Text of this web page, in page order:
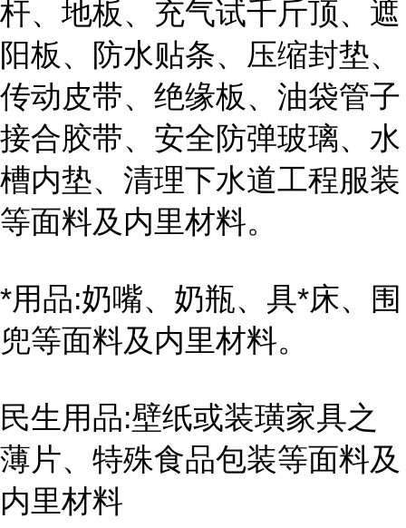
杆、地板、充气试千斤顶、遮
阳板、防水贴条、压缩封垫、
传动皮带、绝缘板、油袋管子
接合胶带、安全防弹玻璃、水
槽内垫、清理下水道工程服装
等面料及内里材料。
*用品:奶嘴、奶瓶、具*床、围
兜等面料及内里材料。
民生用品:壁纸或装璜家具之
薄片、特殊食品包装等面料及
内里材料